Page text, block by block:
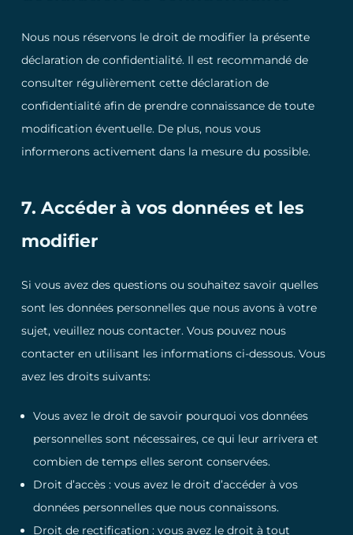
Nous nous réservons le droit de modifier la présente
déclaration de confidentialité. Il est recommandé de
consulter régulièrement cette déclaration de
confidentialité afin de prendre connaissance de toute
modification éventuelle. De plus, nous vous
informerons activement dans la mesure du possible.
7. Accéder à vos données et les
modifier
Si vous avez des questions ou souhaitez savoir quelles
sont les données personnelles que nous avons à votre
sujet, veuillez nous contacter. Vous pouvez nous
contacter en utilisant les informations ci-dessous. Vous
avez les droits suivants:
Vous avez le droit de savoir pourquoi vos données
personnelles sont nécessaires, ce qui leur arrivera et
combien de temps elles seront conservées.
Droit d’accès : vous avez le droit d’accéder à vos
données personnelles que nous connaissons.
Droit de rectification : vous avez le droit à tout